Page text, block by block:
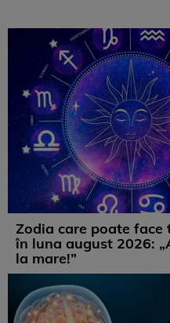
Zodia care poate
în luna august 2026:
la mare!”